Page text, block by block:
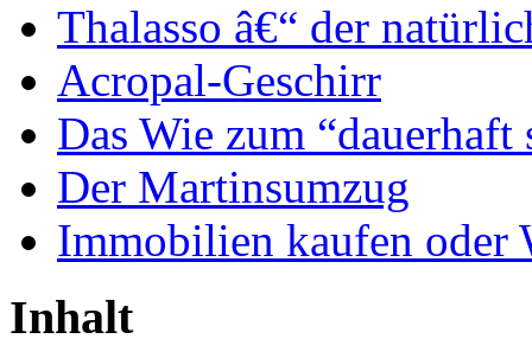
Thalasso â€“ der
Acropal-Geschirr
Das Wie zum
Der Martinsumzug
Immobilien kaufen oder
Inhalt